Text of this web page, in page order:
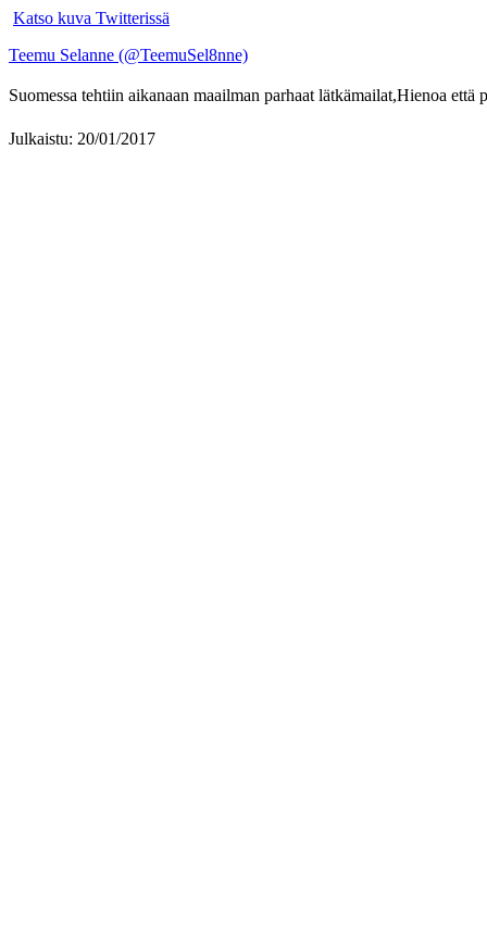
Katso kuva Twitterissä
Teemu Selanne (@TeemuSel8nne)
Suomessa tehtiin aikanaan maailman parhaat lätkämailat,Hienoa
Julkaistu: 20/01/2017